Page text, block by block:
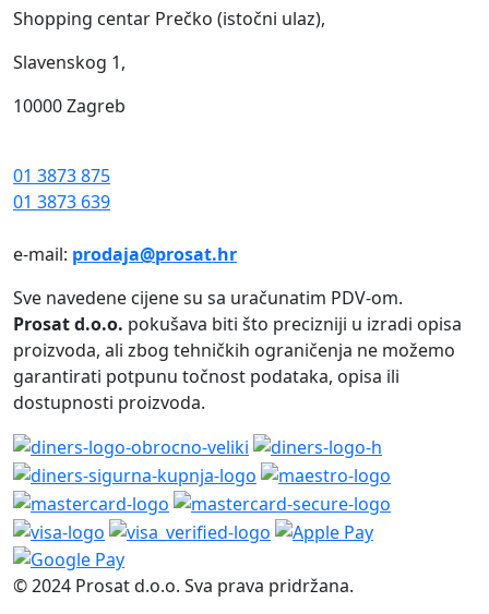
Shopping centar Prečko (istočni ulaz),
Slavenskog 1,
10000 Zagreb
01 3873 875
01 3873 639
e-mail: prodaja@prosat.hr
Sve navedene cijene su sa uračunatim PDV-om.
Prosat d.o.o. pokušava biti što precizniji u izradi opisa
proizvoda, ali zbog tehničkih ograničenja ne možemo
garantirati potpunu točnost podataka, opisa ili
dostupnosti proizvoda.
© 2024 Prosat d.o.o. Sva prava pridržana.